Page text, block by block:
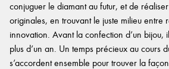
conjuguer le diamant au futur, et de
originales, en trouvant le juste milieu entre
innovation. Avant la confection d’un bijou,
plus d’un an. Un temps précieux au cours
s’accordent ensemble pour trouver la